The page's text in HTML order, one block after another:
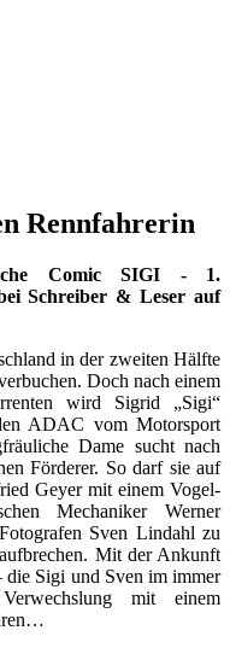
Rennfahrerin
Comic SIGI - 1.
Schreiber & Leser auf
in der zweiten Hälfte
Doch nach einem
wird Sigrid „Sigi“
ADAC vom Motorsport
Dame sucht nach
Förderer. So darf sie auf
Geyer mit einem Vogel-
Mechaniker Werner
Sven Lindahl zu
Mit der Ankunft
die Sigi und Sven im immer
mit einem